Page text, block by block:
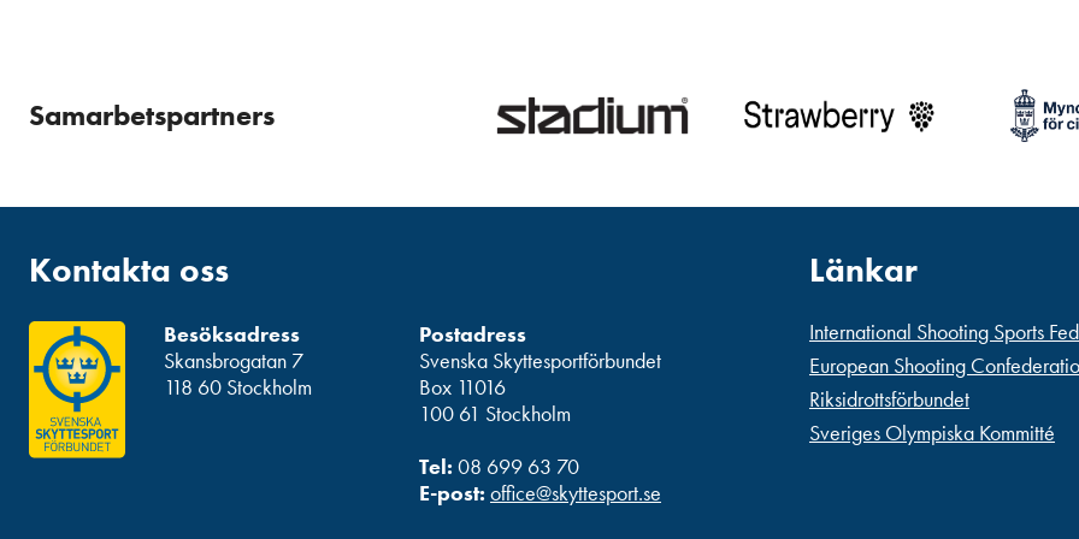
Samarbetspartners
Kontakta oss
Besöksadress
Skansbrogatan 7
118 60 Stockholm
Postadress
Svenska Skyttesportförbundet
Box 11016
100 61 Stockholm
Tel: 08 699 63 70
E-post: office@skyttesport.se
Länkar
International Shooting Sports
European Shooting
Riksidrottsförbundet
Sveriges Olympiska Kommitté